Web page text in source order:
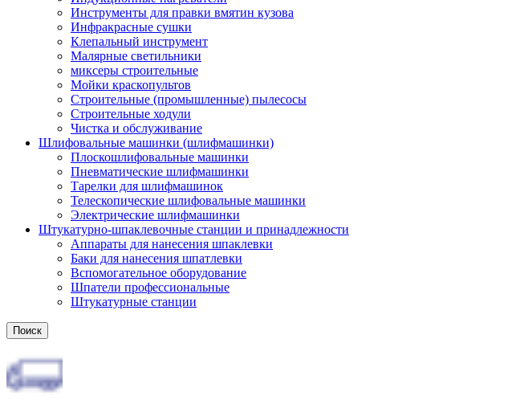
Инструменты для правки вмятин кузова
Инфракрасные сушки
Клепальный инструмент
Малярные светильники
миксеры строительные
Мойки краскопультов
Строительные (промышленные) пылесосы
Строительные ходули
Чистка и обслуживание
Шлифовальные машинки (шлифмашинки)
Плоскошлифовальные машинки
Пневматические шлифмашинки
Тарелки для шлифмашинок
Телескопические шлифовальные машинки
Электрические шлифмашинки
Штукатурно-шпаклевочные станции и принадлежности
Аппараты для нанесения шпаклевки
Баки для нанесения шпатлевки
Вспомогательное оборудование
Шпатели профессиональные
Штукатурные станции
Поиск